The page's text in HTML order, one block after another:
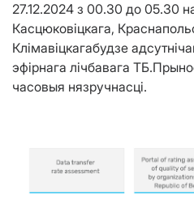
27.12.2024 з 00.30 до 05.30
Касцюковіцкага,
Клімавіцкагабудзе
эфірнага лічбавага
часовыя нязручнасці.